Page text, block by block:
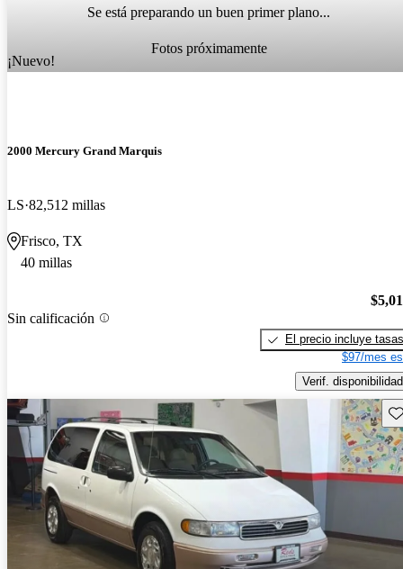
Se está preparando un buen primer plano...
Fotos próximamente
¡Nuevo!
2000 Mercury Grand Marquis
LS 82,512 millas
Frisco, TX
40 millas
Sin calificación
El precio incluye tasas
$97/mes
Verif. disponibilidad